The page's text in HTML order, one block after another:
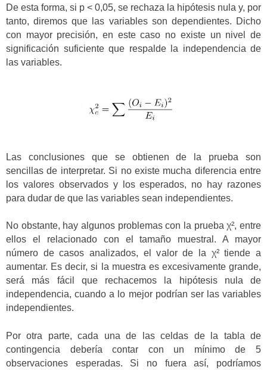
De esta forma, si p < 0,05, se rechaza la hipótesis nula y, por
tanto, diremos que las variables son dependientes. Dicho
con mayor precisión, en este caso no existe un nivel de
significación suficiente que respalde la independencia de
las variables.
Las conclusiones que se obtienen de la prueba son
sencillas de interpretar. Si no existe mucha diferencia entre
los valores observados y los esperados, no hay razones
para dudar de que las variables sean independientes.
No obstante, hay algunos problemas con la prueba χ², entre
ellos el relacionado con el tamaño muestral. A mayor
número de casos analizados, el valor de la χ² tiende a
aumentar. Es decir, si la muestra es excesivamente grande,
será más fácil que rechacemos la hipótesis nula de
independencia, cuando a lo mejor podrían ser las variables
independientes.
Por otra parte, cada una de las celdas de la tabla de
contingencia debería contar con un mínimo de 5
observaciones esperadas. Si no fuera así, podríamos